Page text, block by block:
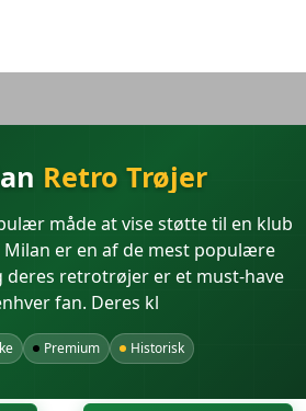
Retro Trøjer
måde at vise støtte til en klub
Milan er en af de mest populære
deres retrotrøjer er et must-have
fan. Deres kl
Premium Historisk